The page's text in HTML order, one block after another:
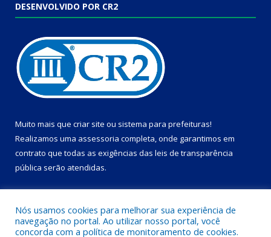
DESENVOLVIDO POR CR2
Muito mais que criar site ou sistema para prefeituras!
Realizamos uma assessoria completa, onde garantimos em
contrato que todas as exigências das leis de transparência
pública serão atendidas.
Nós usamos cookies para melhorar sua experiência de
navegação no portal. Ao utilizar nosso portal, você
concorda com a política de monitoramento de cookies.